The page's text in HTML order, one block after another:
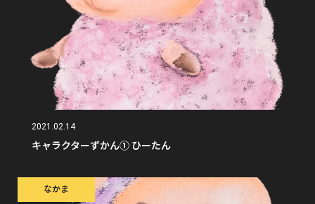
2021.02.14
キャラクターずかん① ひーたん
なかま